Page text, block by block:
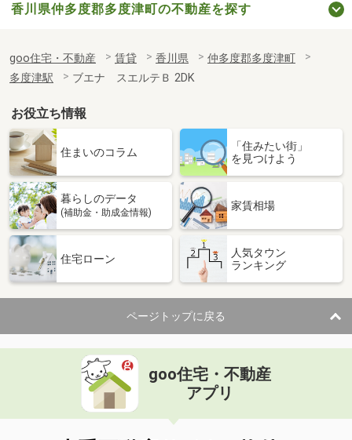
香川県仲多度郡多度津町の不動産を探す
goo住宅・不動産 賃貸 香川県
仲多度郡多度津町
多度津駅
ブエナ スエルテＢ 2DK
お役立ち情報
住まいのコラム
「住みたい街」
を見つけよう
暮らしのデータ
(補助金・助成金情報)
家賃相場
住宅ローン
人気タウン
ランキング
ページトップに戻る
goo住宅・不動産
アプリ